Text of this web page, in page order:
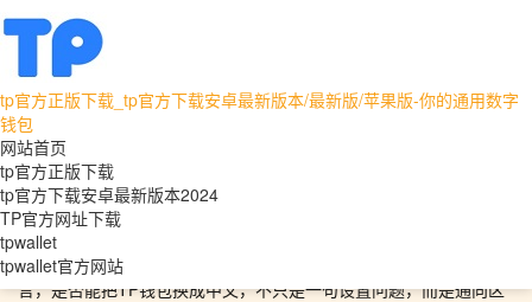
tp官方正版下载_tp官方下载安卓最新版本/最新版/苹果版-你的通用数字
钱包
网站首页
tp官方正版下载
tp官方下载安卓最新版本2024
TP官方网址下载
tpwallet
tpwallet官方网站
tpwallet tpwallet官方网站
界面为桥：TP钱包能否换中文与智能支付生态的多
维透视
开篇并非教条：语言是一座桥，界面是桥面的铺设。对许多用户而
言，是否能把TP钱包换成中文，不只是一句设置问题，而是通向区